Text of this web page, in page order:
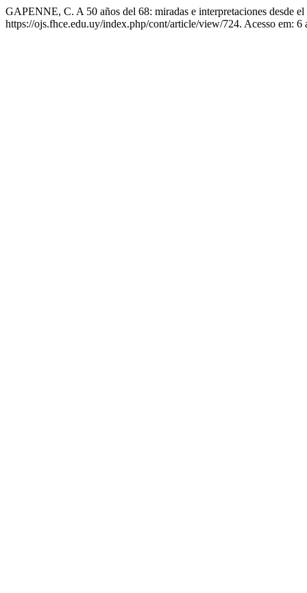
GAPENNE, C. A 50 años del 68: miradas e interpretaciones desde
https://ojs.fhce.edu.uy/index.php/cont/article/view/724. Acesso em: 6